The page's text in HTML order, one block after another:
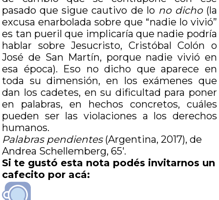
pasado que sigue cautivo de lo no dicho(la
excusa enarbolada sobre que “nadie lo vivió”
es tan pueril que implicaría que nadie podría
hablar sobre Jesucristo, Cristóbal Colón o
José de San Martín, porque nadie vivió en
esa época). Eso no dicho que aparece en
toda su dimensión, en los exámenes que
dan los cadetes, en su dificultad para poner
en palabras, en hechos concretos, cuáles
pueden ser las violaciones a los derechos
humanos.
Palabras pendientes(Argentina, 2017), de
Andrea Schellemberg, 65′.
Si te gustó esta nota podés invitarnos un
cafecito por acá: